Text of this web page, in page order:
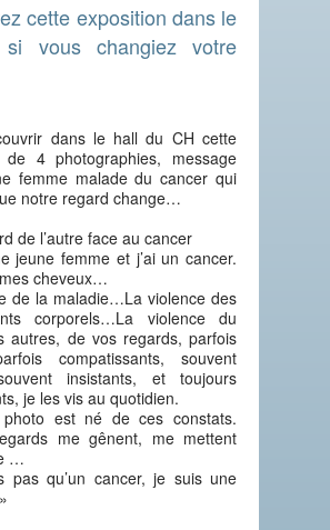
cette exposition dans le
si vous changiez votre
dans le hall du CH cette
de 4 photographies, message
femme malade du cancer qui
notre regard change…
de l’autre face au cancer
jeune femme et j’ai un cancer.
cheveux…
de la maladie…La violence des
corporels…La violence du
autres, de vos regards, parfois
compatissants, souvent
insistants, et toujours
je les vis au quotidien.
est né de ces constats.
me gênent, me mettent
…
pas qu’un cancer, je suis une